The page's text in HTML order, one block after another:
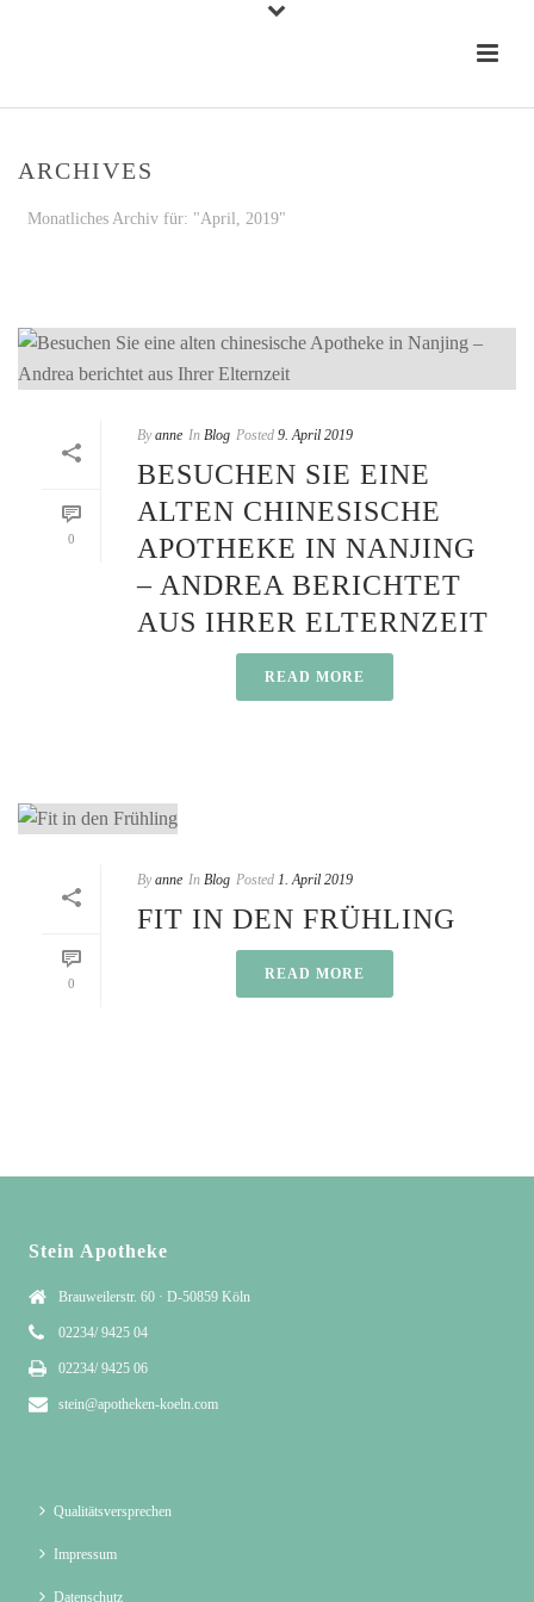
ARCHIVES
Monatliches Archiv für: "April, 2019"
0
By anne In Blog Posted 9. April 2019
BESUCHEN SIE EINE
ALTEN CHINESISCHE
APOTHEKE IN NANJING
– ANDREA BERICHTET
AUS IHRER ELTERNZEIT
READ MORE
0
By anne In Blog Posted 1. April 2019
FIT IN DEN FRÜHLING
READ MORE
Stein Apotheke
Brauweilerstr. 60 · D-50859 Köln
02234/ 9425 04
02234/ 9425 06
stein@apotheken-koeln.com
Qualitätsversprechen
Impressum
Datenschutz